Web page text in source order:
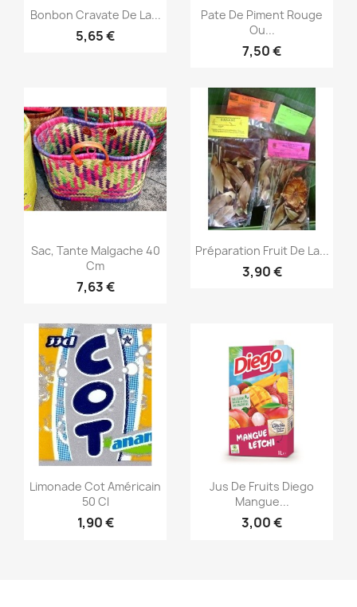
Aperçu rapide
Bonbon Cravate De La...
5,65 €
 Aperçu rapide
Pate De Piment Rouge
Ou...
7,50 €
Aperçu rapide
Sac, Tante Malgache 40
Cm
7,63 €
Aperçu rapide
Préparation Fruit De La...
3,90 €
Aperçu rapide
Limonade Cot Américain
50 Cl
1,90 €
Aperçu rapide
Jus De Fruits Diego
Mangue...
3,00 €